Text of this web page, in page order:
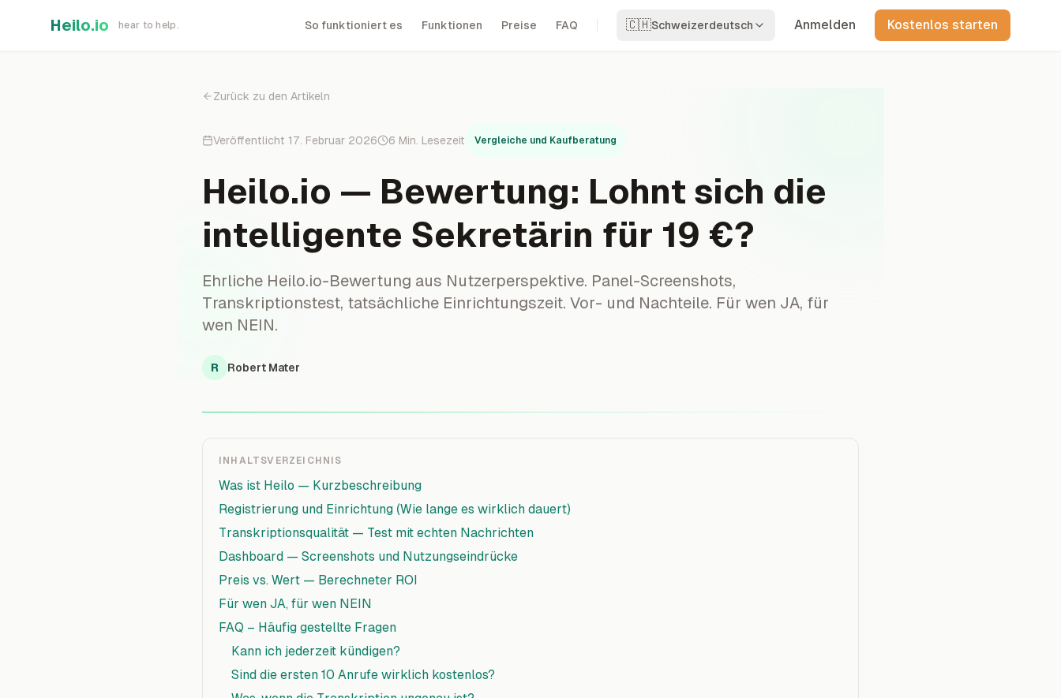
Heilo.io hear to help. So funktioniert es Funktionen Preise FAQ 🇨🇭Schweizerdeutsch Anmelden Kostenlos starten
Zurück zu den Artikeln
Veröffentlicht 17. Februar 2026 6 Min. Lesezeit Vergleiche und Kaufberatung
Heilo.io — Bewertung: Lohnt sich die
intelligente Sekretärin für 19 €?
Ehrliche Heilo.io-Bewertung aus Nutzerperspektive. Panel-Screenshots,
Transkriptionstest, tatsächliche Einrichtungszeit. Vor- und Nachteile. Für wen JA, für
wen NEIN.
R Robert Mater
INHALTSVERZEICHNIS
Was ist Heilo — Kurzbeschreibung
Registrierung und Einrichtung (Wie lange es wirklich dauert)
Transkriptionsqualität — Test mit echten Nachrichten
Dashboard — Screenshots und Nutzungseindrücke
Preis vs. Wert — Berechneter ROI
Für wen JA, für wen NEIN
FAQ – Häufig gestellte Fragen
Kann ich jederzeit kündigen?
Sind die ersten 10 Anrufe wirklich kostenlos?